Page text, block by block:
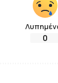
0